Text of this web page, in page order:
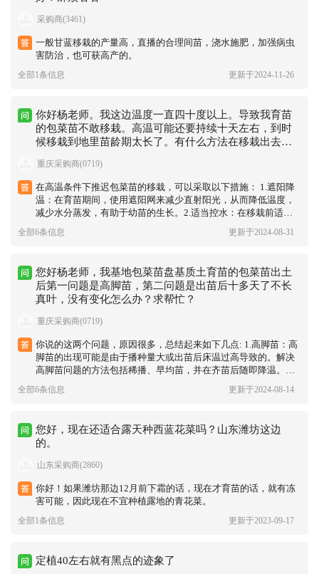
片，导致叶片出现缺刻和孔洞。防治方法包括： ‌物理防治‌：设置
防虫网或覆盖银灰色地膜，避免害虫接近作物。 ‌生物防治‌：利用
赤眼蜂等天敌控制害虫。 ‌化学防治‌：使用甲维盐、氯虫苯甲酰胺
等药剂进行喷洒。
采购商(3461)
一般甘蓝移栽的产量高，直播的合理间苗，浇水施肥，加强病虫
害防治，也可获高产的。
全部1条信息 更新于2024-11-26
你好杨老师。我这边温度一直四十度以上。导致我育苗
的包菜苗不敢移栽。高温可能还要持续十天左右，到时
候移栽到地里苗龄期太长了。有什么方法在移栽出去可
重庆采购商(0719)
在高温条件下推迟包菜苗的移栽，可以采取以下措施： 1‌.遮阳降
温‌：在育苗期间，使用遮阳网来减少直射阳光，从而降低温度，
减少水分蒸发，有助于幼苗的生长。2.适当控水‌：在移栽前适当
控制水分，促进根系发育，提高幼苗的抗旱能力，减少因高温干
旱对幼苗生长的影响。3.调整种植计划‌：如果高温干旱天气持续
种或者推迟移栽时间，以避免极端高温对幼苗造成伤害。4.加强
管理‌：加强田间管理，及时除草、松土，增加土壤透气性，有利
于根系呼吸和生长。5.叶面喷肥‌：利用叶面喷肥的方法，为幼苗
提供必要的营养，同时起到降温和抗旱的作用。 通过上述措施，
可以有效减轻高温对育苗的影响，从而推迟移栽时间，确保移栽
后的幼苗能够适应新的生长环境，健康生长‌。
全部6条信息 更新于2024-08-31
您好杨老师，我基地包菜苗盘基质土育苗的包菜苗出土
后第一问题是高脚苗，第二问题是出苗后十多天了不长
真叶，没有变化怎么办？求帮忙？
重庆采购商(0719)
你说的这两个问题，原因很多，总结起来如下几点: 1.高脚苗：‌高
脚苗的出现可能是由于播种量大或出苗后床温过高导致的。‌解决
高脚苗问题的方法包括稀播、‌早均苗，‌并在齐苗后随即降温。‌如
果幼苗徒长，‌可以使用50-100毫克/千克的矮壮素喷施细苗‌。 2.出
苗后十多天了不长真叶：‌这个问题可能是由于土壤问题、‌板结透
分腐熟好，‌导致营养不足或烧苗现象。‌解决这一问题的方法包括
提前养护调理土壤、‌补充有益菌、‌使用自带营养生物菌冲施肥，‌
以及确保栽植前底肥充足且粪肥充分腐熟‌。‌
全部6条信息 更新于2024-08-14
您好，现在还适合露天种西蓝花菜吗？山东潍坊这边
的。
山东采购商(2860)
你好！如果潍坊那边12月前下霜的话，现在才育苗的话，就有冻
害可能，因此现在不宜种植露地的青花菜。
全部1条信息 更新于2023-09-17
定植40左右就有黑点的迹象了